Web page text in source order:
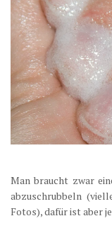
Man braucht zwar
abzuschrubbeln
Fotos), dafür ist aber